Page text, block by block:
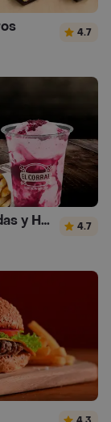
4.7
El Corral - Malteadas y Helados 4.7